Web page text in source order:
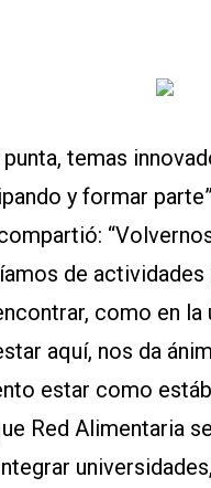
temas
y formar
de
como en
aquí, nos da
estar como
Red Alimentaria